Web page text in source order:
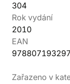
304
Rok vydání
2010
EAN
Zařazeno v